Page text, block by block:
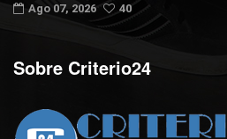
Ago 07, 2026 40
Sobre Criterio24